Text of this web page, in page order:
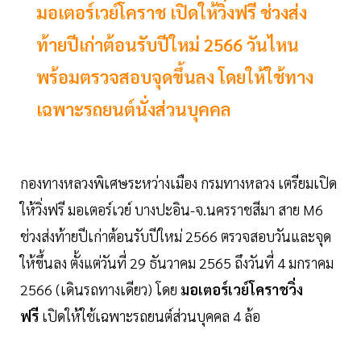
มอเตอร์เวย์โคราช เปิดให้วิ่งฟรี ช่วงส่ง
ท้ายปีเก่าต้อนรับปีใหม่ 2566 วันไหน
พร้อมตรวจสอบจุดขึ้นลง โดยให้ใช้ทาง
เฉพาะรถยนต์นั่งส่วนบุคคล
กองทางหลวงพิเศษระหว่างเมือง กรมทางหลวง เตรียมเปิด
ให้วิ่งฟรี มอเตอร์เวย์ บางปะอิน-จ.นครราชสีมา สาย M6
ช่วงส่งท้ายปีเก่าต้อนรับปีใหม่ 2566 ตรวจสอบวันและจุด
ให้ขึ้นลง ตั้งแต่วันที่ 29 ธันวาคม 2565 ถึงวันที่ 4 มกราคม
2566 (เดินรถทางเดียว) โดย มอเตอร์เวย์โคราชวิ่ง
ฟรี เปิดให้ใช้เฉพาะรถยนต์ส่วนบุคคล 4 ล้อ